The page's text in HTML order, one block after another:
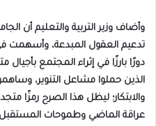
وأضاف وزير التربية والتعليم أن
تدعيم العقول المبدعة، وأسهمت
دورًا بارزًا في إثراء المجتمع
الذين حملوا مشاعل التنوير،
والابتكار؛ ليظل هذا الصرح رمزًا
عراقة الماضي وطموحات